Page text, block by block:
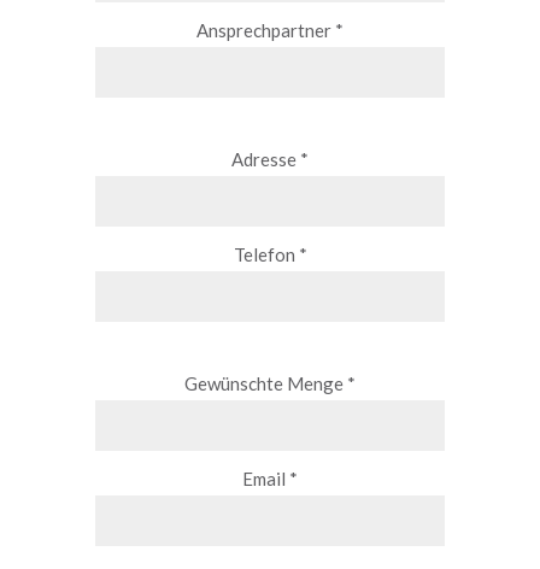
Ansprechpartner *
Adresse *
Telefon *
Gewünschte Menge *
Email *